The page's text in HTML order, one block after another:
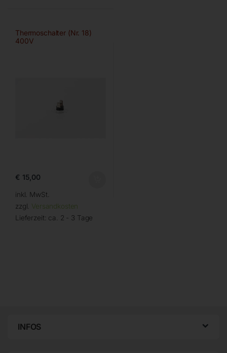
Thermoschalter (Nr. 18)
400V
€ 15,00
inkl. MwSt.
zzgl. Versandkosten
Lieferzeit: ca. 2 - 3 Tage
INFOS